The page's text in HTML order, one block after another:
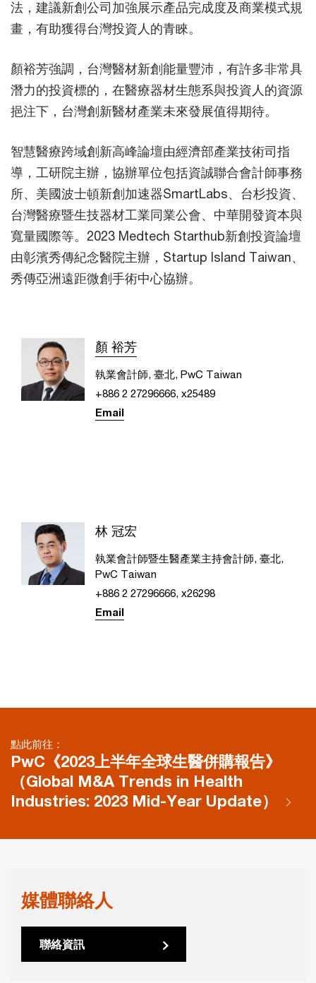
法，建議新創公司加強展示產品完成度及商業模式規
畫，有助獲得台灣投資人的青睞。
顏裕芳強調，台灣醫材新創能量豐沛，有許多非常具
潛力的投資標的，在醫療器材生態系與投資人的資源
挹注下，台灣創新醫材產業未來發展值得期待。
智慧醫療跨域創新高峰論壇由經濟部產業技術司指
導，工研院主辦，協辦單位包括資誠聯合會計師事務
所、美國波士頓新創加速器SmartLabs、台杉投資、
台灣醫療暨生技器材工業同業公會、中華開發資本與
寬量國際等。2023 Medtech Starthub新創投資論壇
由彰濱秀傳紀念醫院主辦，Startup Island Taiwan、
秀傳亞洲遠距微創手術中心協辦。
顏 裕芳
執業會計師, 臺北, PwC Taiwan
+886 2 27296666, x25489
Email
林 冠宏
執業會計師暨生醫產業主持會計師, 臺北,
PwC Taiwan
+886 2 27296666, x26298
Email
點此前往：
PwC《2023上半年全球生醫併購報告》
（Global M&A Trends in Health
Industries: 2023 Mid-Year Update）
媒體聯絡人
聯絡資訊